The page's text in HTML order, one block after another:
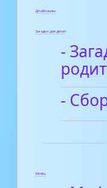
Диафильмы
Загадки для детей
-
-
Мифы